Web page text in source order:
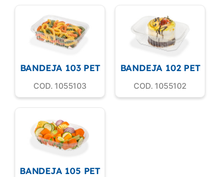
BANDEJA 103 PET
COD. 1055103
BANDEJA 102 PET
COD. 1055102
BANDEJA 105 PET